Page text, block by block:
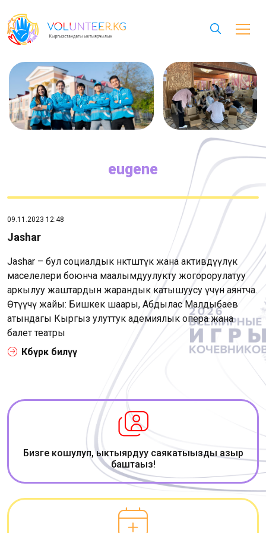
eugene
09.11.2023 12:48
Jashar
Jashar – бул социалдык өнөктөштүк жана активдүүлүк
маселелери боюнча маалымдуулукту жогорорулатуу
аркылуу жаштардын жарандык катышуусу үчүн аянтча.
Өтүүчү жайы: Бишкек шаары, Абдылас Малдыбаев
атындагы Кыргыз улуттук адемиялык опера жана
балет театры
Көбүрөөк билүү
Бизге кошулуп, ыктыярдуу саякатыңызды азыр
баштаңыз!